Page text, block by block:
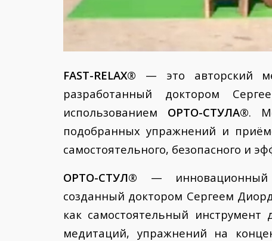
FAST-RELAX® — это авторский
разработанный доктором
использованием ОРТО-СТУЛА®.
подобранных упражнений и
самостоятельного, безопасного и
ОРТО-СТУЛ® — инновационный
созданный доктором Сергеем
как самостоятельный
медитаций, упражнений на